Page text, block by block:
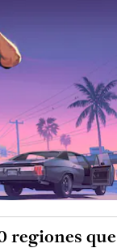
regiones que